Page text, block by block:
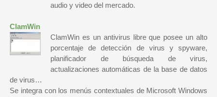
audio y video del mercado.
ClamWin
ClamWin es un antivirus libre que posee un alto
porcentaje de detección de virus y spyware,
planificador de búsqueda de virus,
actualizaciones automáticas de la base de datos
de virus…
Se integra con los menús contextuales de Microsoft Windows